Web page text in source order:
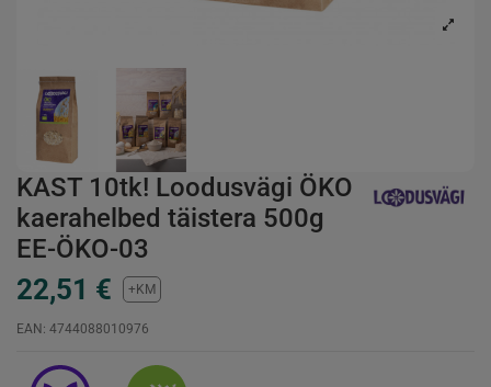
KAST 10tk! Loodusvägi ÖKO
kaerahelbed täistera 500g
EE-ÖKO-03
22,51 € +KM
EAN: 4744088010976